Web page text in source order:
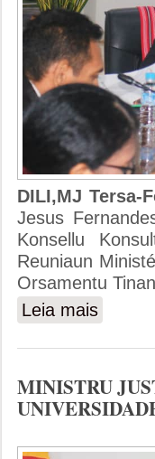
DILI,MJ Tersa-
Jesus
Konsellu
Reuniaun
Orsamentu
Leia mais
MINISTRU